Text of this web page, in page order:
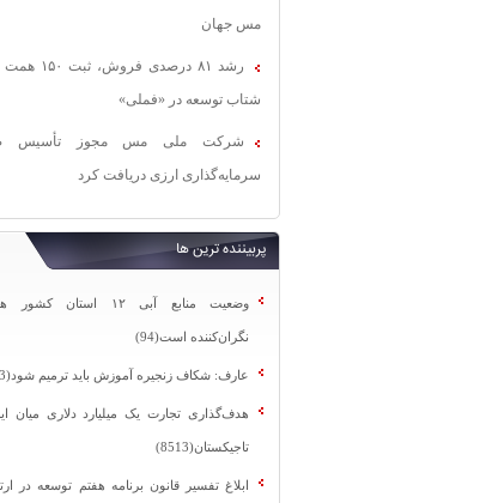
مس جهان
رشد ۸۱ درصدی
شتاب توسعه در «فملی»
شرکت ملی مس مجوز تأسیس
سرمایه‌گذاری ارزی دریافت کرد
پربیننده ترین ها
وضعیت منابع آبی ۱۲ استان
نگران‌کننده است(94)
عارف: شکاف زنجیره آموزش باید ترمیم شود(8563)
هدف‌گذاری تجارت یک میلیارد دلاری میان
تاجیکستان(8513)
ابلاغ تفسیر قانون برنامه هفتم توسعه در